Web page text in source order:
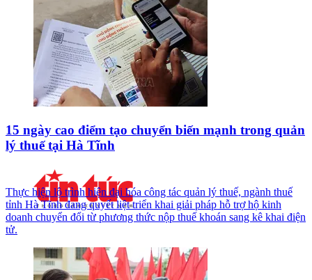
15 ngày cao điểm tạo chuyển biến mạnh trong quản
lý thuế tại Hà Tĩnh
Thực hiện lộ trình hiện đại hóa công tác quản lý thuế, ngành thuế
tỉnh Hà Tĩnh đang quyết liệt triển khai giải pháp hỗ trợ hộ kinh
doanh chuyển đổi từ phương thức nộp thuế khoán sang kê khai điện
tử.